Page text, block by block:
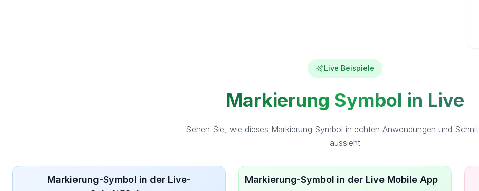
Live Beispiele
Markierung Symbol in Live
Sehen Sie, wie dieses Markierung Symbol in echten Anwendungen und
aussieht
Markierung-Symbol in der Live-
Markierung-Symbol in der Live Mobile App